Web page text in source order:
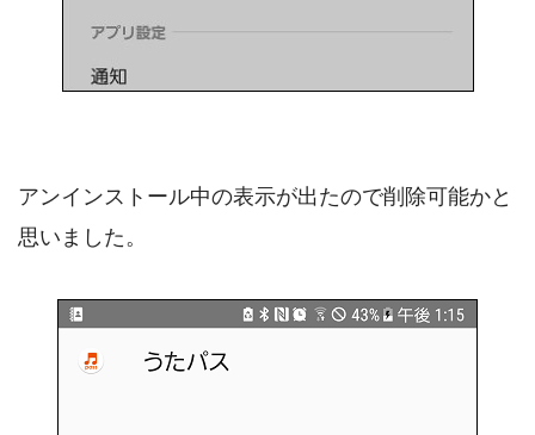
アンインストール中の表示が出たので削除可能かと
思いました。